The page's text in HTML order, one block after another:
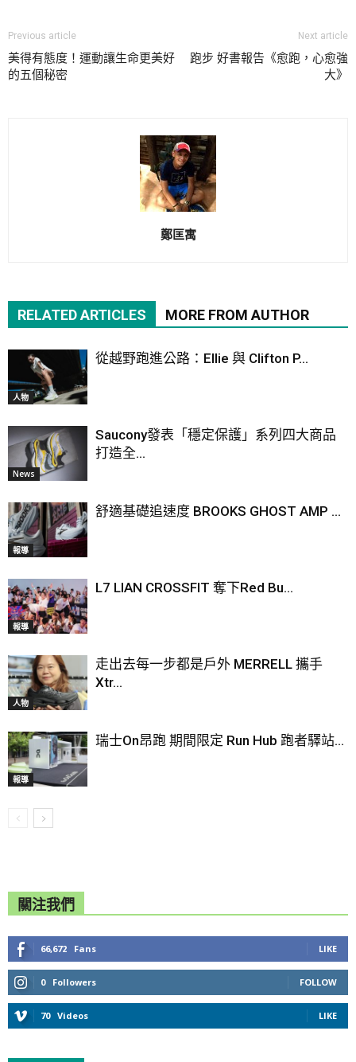
Previous article
美得有態度！運動讓生命更美好
的五個秘密
Next article
跑步 好書報告《愈跑，心愈強
大》
鄭匡寓
RELATED ARTICLES MORE FROM AUTHOR
人物
從越野跑進公路：Ellie 與 Clifton P...
News
Saucony發表「穩定保護」系列四大商品
打造全...
報導
舒適基礎追速度 BROOKS GHOST AMP ...
報導
L7 LIAN CROSSFIT 奪下Red Bu...
人物
走出去每一步都是戶外 MERRELL 攜手
Xtr...
報導
瑞士On昂跑 期間限定 Run Hub 跑者驛站...
關注我們
66,672 Fans LIKE
0 Followers FOLLOW
70 Videos LIKE